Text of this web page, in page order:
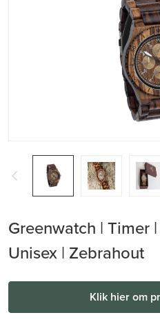
Greenwatch | Timer
Unisex | Zebrahout
Klik hier om